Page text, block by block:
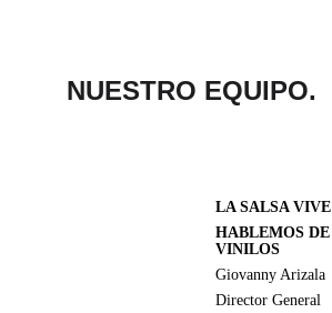
LA SALSA VIVE
HABLEMOS DE
VINILOS
Giovanny Arizala
Director General
NUESTRO EQUIPO.